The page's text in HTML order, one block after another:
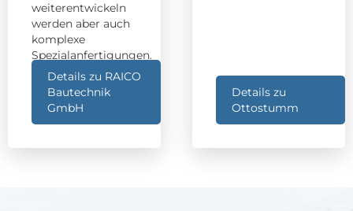
weiterentwickeln
werden aber auch
komplexe
Spezialanfertigungen.
Details zu RAICO
Bautechnik
GmbH
Details zu
Ottostumm